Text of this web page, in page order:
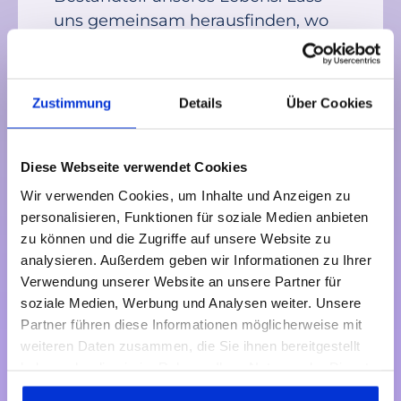
Zustimmung Details Über Cookies
Diese Webseite verwendet Cookies
Wir verwenden Cookies, um Inhalte und Anzeigen zu
personalisieren, Funktionen für soziale Medien anbieten
zu können und die Zugriffe auf unsere Website zu
analysieren. Außerdem geben wir Informationen zu Ihrer
Verwendung unserer Website an unsere Partner für
soziale Medien, Werbung und Analysen weiter. Unsere
Partner führen diese Informationen möglicherweise mit
weiteren Daten zusammen, die Sie ihnen bereitgestellt
gesammelt haben. Dies gilt auch für Gesundheitsdaten,
uns gemeinsam herausfinden, wo
Deine Möglichkeiten liegen. Darauf
freuen wir uns. Einen Stressfaktor
können wir Dir direkt nehmen: Wir
rechnen mit Deiner Krankenkasse
nichts kümmern und kannst direkt
starten!
Deine Alex
Nix für Dich? Hier findest